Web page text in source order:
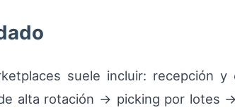
suele incluir: recepción
alta rotación → picking por lotes